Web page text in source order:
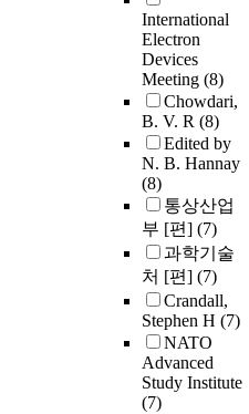
International
Electron
Devices
Meeting (8)
Chowdari,
B. V. R (8)
Edited by
N. B. Hannay
(8)
통상산업
부 [편] (7)
과학기술
처 [편] (7)
Crandall,
Stephen H (7)
NATO
Advanced
Study Institute
(7)